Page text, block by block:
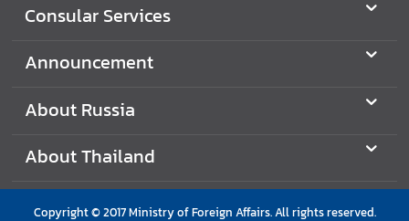
n
e
a
i
n
Consular Services
Announcement
About Russia
About Thailand
Copyright © 2017 Ministry of Foreign Affairs. All rights reserved.